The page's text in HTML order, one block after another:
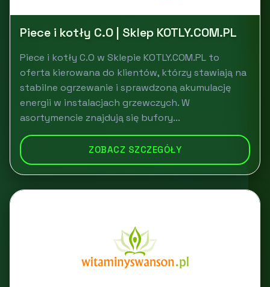
Piece i kotły C.O | Sklep KOTLY.COM.PL
Piece i kotły C.O w Sklepie KOTLY.COM.PL to
oferta kierowana do klientów, którzy stawiają na
stabilne ogrzewanie i sprawdzoną akumulację
energii w instalacjach grzewczych. W
asortymencie znajdują się bufory...
ZOBACZ SZCZEGÓŁY